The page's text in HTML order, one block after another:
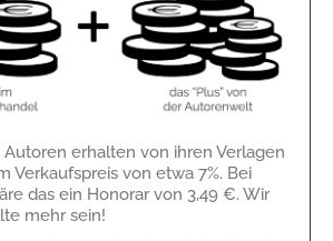
erhalten von ihren Verlagen
Verkaufspreis von etwa 7%. Bei
das ein Honorar von 3,49 €. Wir
mehr sein!